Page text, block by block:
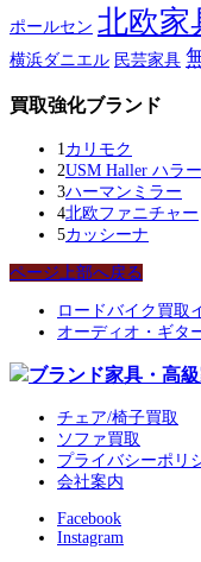
ポールセン 北欧家
横浜ダニエル 民芸家具
買取強化ブランド
1 カリモク
2USM Haller ハラ
3ハーマンミラー
4北欧ファニチャー
5カッシーナ
ページ上部へ戻る
ロードバイク買取
オーディオ・ギタ
チェア/椅子買取
ソファ買取
プライバシーポリ
会社案内
Facebook
Instagram